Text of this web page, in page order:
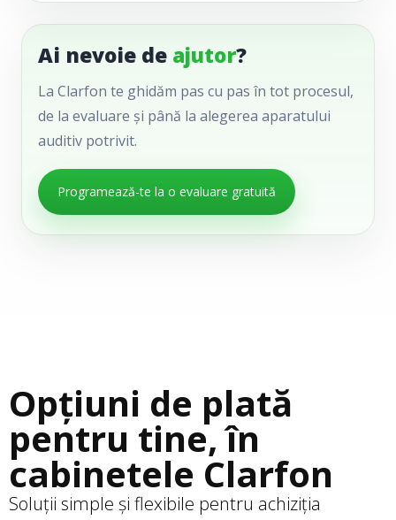
Ai nevoie de ajutor?
La Clarfon te ghidăm pas cu pas în tot procesul,
de la evaluare și până la alegerea aparatului
auditiv potrivit.
Programează-te la o evaluare gratuită
Opțiuni de plată
pentru tine, în
cabinetele Clarfon
Soluții simple și flexibile pentru achiziția